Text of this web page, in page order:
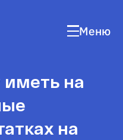
Меню
иметь на
на